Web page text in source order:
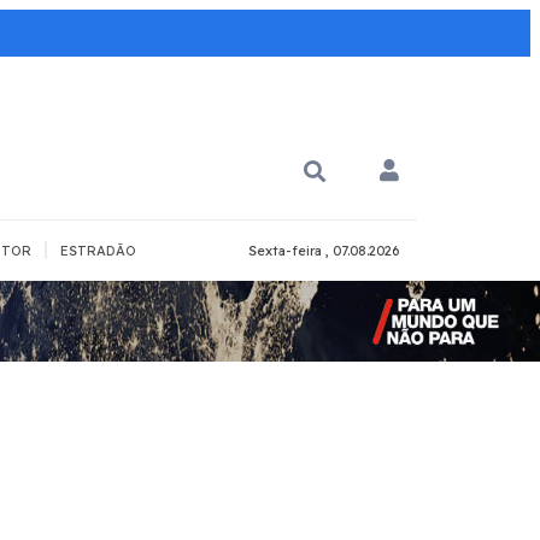
QUÊ? PCD
Todos
ESTRADÃO Sexta-feira , 07.08.2026